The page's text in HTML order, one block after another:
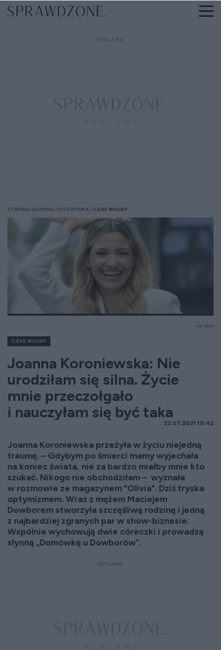
STRONA GŁÓWNA ROZRYWKA CZAS WOLNY
Fot. AKPA
CZAS WOLNY
Joanna Koroniewska: Nie
urodziłam się silna. Życie
mnie przeczołgało
i nauczyłam się być taka
22.07.2021 10:42
Joanna Koroniewska przeżyła w życiu niejedną
traumę. – Gdybym po śmierci mamy wyjechała
na koniec świata, nie za bardzo miałby mnie kto
szukać. Nikogo nie obchodziłam – wyznała
w rozmowie ze magazynem "Olivia". Dziś tryska
optymizmem. Wraz z mężem Maciejem
Dowborem stworzyła szczęśliwą rodzinę i jedną
z najbardziej zgranych par w show-biznesie.
Wspólnie wychowują dwie córeczki i prowadzą
słynną „Domówkę u Dowborów”.